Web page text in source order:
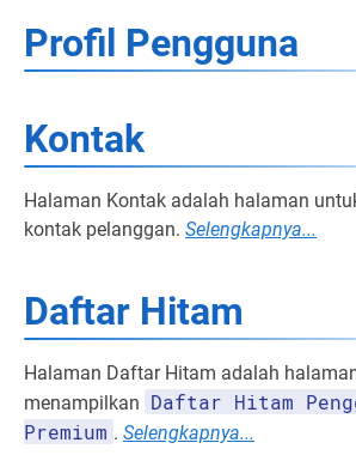
Profil Pengguna
Kontak
Halaman Kontak adalah halaman
kontak pelanggan. Selengkapnya...
Daftar Hitam
Halaman Daftar Hitam adalah
menampilkan Daftar Hitam
Premium . Selengkapnya...